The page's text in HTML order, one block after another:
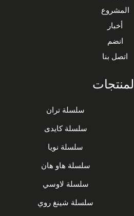
المشروع
أخبار
انضم
اتصل بنا
المنتجات
سلسلة تران
سلسلة كايدى
سلسلة نويا
سلسلة هاو هان
سلسلة لاوسي
سلسلة شينغ روي